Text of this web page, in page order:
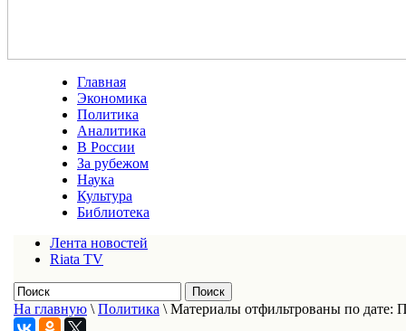
Главная
Экономика
Политика
Аналитика
В России
За рубежом
Наука
Культура
Библиотека
Лента новостей
Riata TV
На главную \ Политика \ Материалы отфильтрованы по дате: